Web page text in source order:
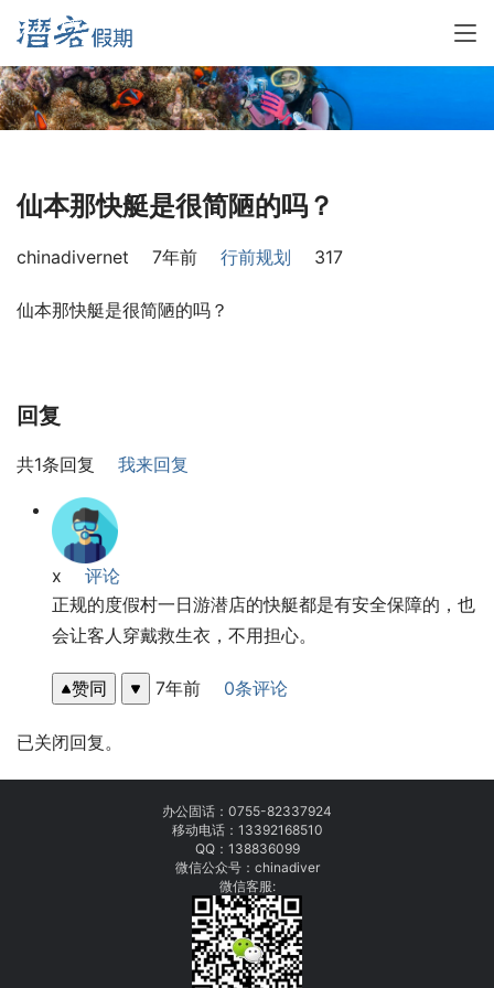
仙本那快艇是很简陋的吗？
chinadivernet 7年前 行前规划 317
仙本那快艇是很简陋的吗？
回复
共1条回复 我来回复
x
评论
正规的度假村一日游潜店的快艇都是有安全保障的，也
会让客人穿戴救生衣，不用担心。
赞同 7年前 0条评论
已关闭回复。
办公固话： 0755-82337924
移动电话： 13392168510
QQ：138836099
微信公众号：chinadiver
微信客服: